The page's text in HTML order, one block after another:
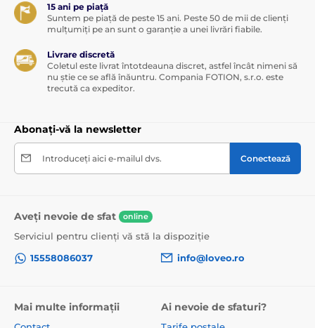
15 ani pe piață
Suntem pe piață de peste 15 ani. Peste 50 de mii de clienți
mulțumiți pe an sunt o garanție a unei livrări fiabile.
Livrare discretă
Coletul este livrat întotdeauna discret, astfel încât nimeni să
nu știe ce se află înăuntru. Compania FOTION, s.r.o. este
trecută ca expeditor.
Abonați-vă la newsletter
Introduceți aici e-mailul dvs. Conectează
Aveți nevoie de sfat online
Serviciul pentru clienți vă stă la dispoziție
15558086037
info@loveo.ro
Mai multe informații Ai nevoie de sfaturi?